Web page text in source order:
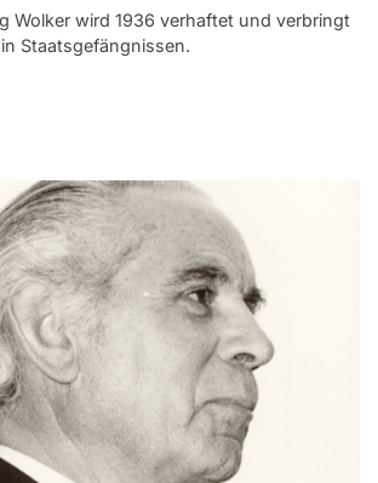
Wolker wird 1936 verhaftet und verbringt
Staatsgefängnissen.